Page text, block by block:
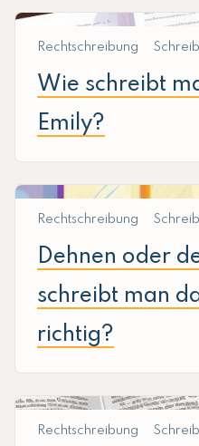
Rechtschreibung
Wie schreibt
Emily?
Rechtschreibung
Dehnen oder
schreibt man
richtig?
Rechtschreibung